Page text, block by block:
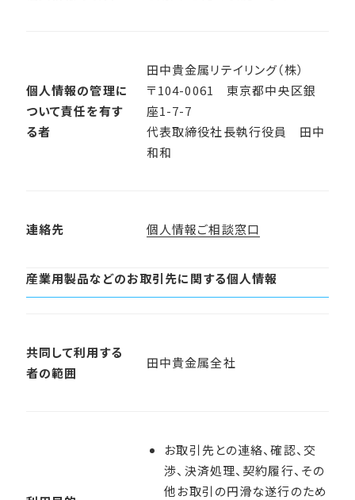
個人情報の管理に
ついて責任を有す
る者
田中貴金属リテイリング（株）
〒104-0061 東京都中央区銀
座1-7-7
代表取締役社長執行役員 田中
和和
連絡先 個人情報ご相談窓口
産業用製品などのお取引先に関する個人情報
共同して利用する
者の範囲
田中貴金属全社
お取引先との連絡、確認、交
渉、決済処理、契約履行、その
他お取引の円滑な遂行のため